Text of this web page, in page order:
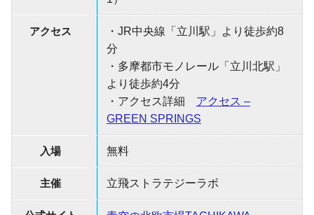
アクセス
・JR中央線「立川駅」より徒歩約8
分
・多摩都市モノレール「立川北駅」
より徒歩約4分
・アクセス詳細 アクセス –
GREEN SPRINGS
入場 無料
主催 立飛ストラテジーラボ